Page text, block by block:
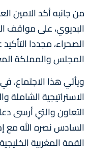
من جانبه أكد الامين
البديوي، على مواقف
الصحراء، مجددا
المجلس والمملكة
ويأتي هذا الاجتماع،
الاستراتيجية
التعاون والتي أرسى
السادس نصره الله مع
القمة المغربية الخليجية في